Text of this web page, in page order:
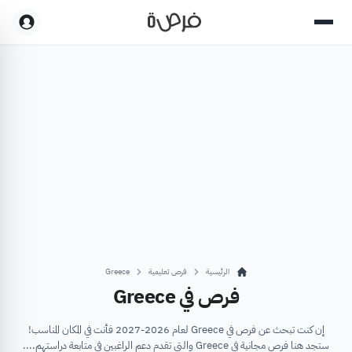
الرئيسية فرص تعليمية Greece
فرص في Greece
إن كنت تبحث عن فرص في Greece لعام 2026-2027 فأنت في المكان المناسب!
ستجد هنا فرص مجانية في Greece والتي تقدم دعم الراغبين في متابعة دراستهم....